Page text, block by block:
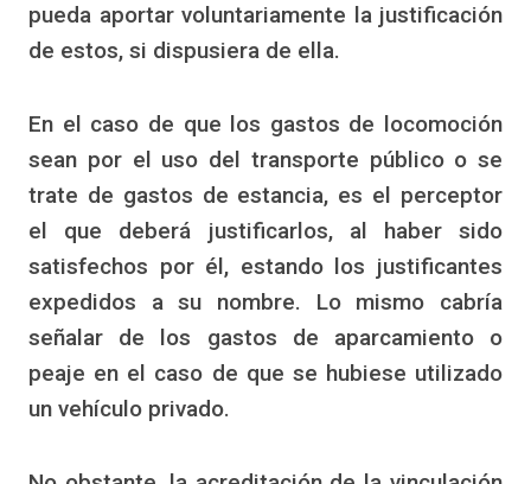
pueda aportar voluntariamente la justificación
de estos, si dispusiera de ella.
En el caso de que los gastos de locomoción
sean por el uso del transporte público o se
trate de gastos de estancia, es el perceptor
el que deberá justificarlos, al haber sido
satisfechos por él, estando los justificantes
expedidos a su nombre. Lo mismo cabría
señalar de los gastos de aparcamiento o
peaje en el caso de que se hubiese utilizado
un vehículo privado.